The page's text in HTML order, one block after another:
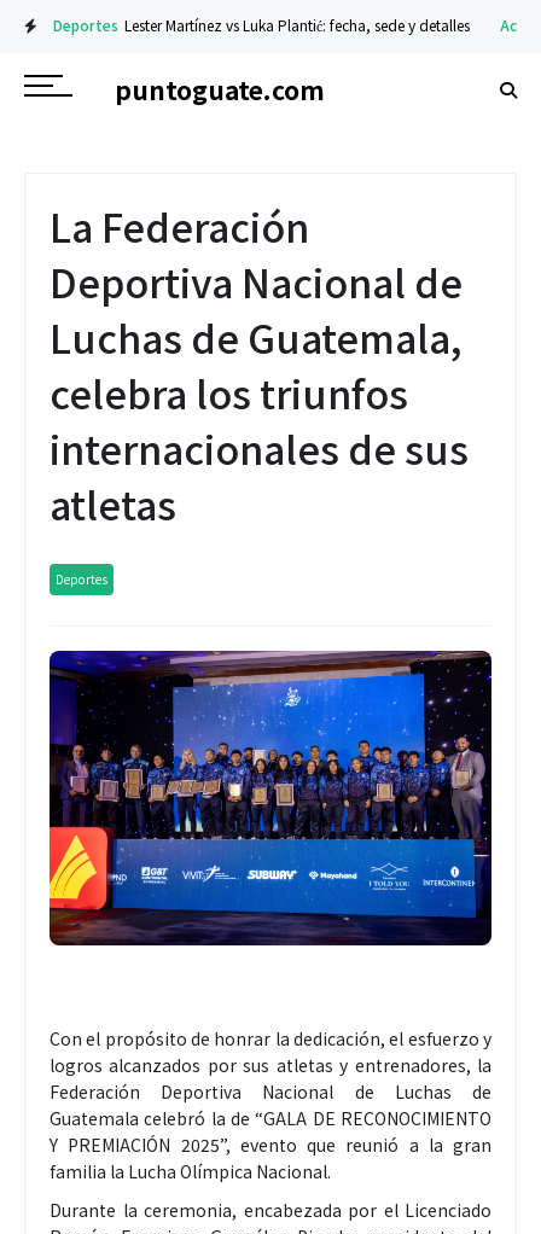
Deportes Lester Martínez vs Luka Plantić: fecha, sede y detalles
puntoguate.com
La Federación
Deportiva Nacional de
Luchas de Guatemala,
celebra los triunfos
internacionales de sus
atletas
Deportes
Con el propósito de honrar la dedicación, el esfuerzo y
logros alcanzados por sus atletas y entrenadores, la
Federación Deportiva Nacional de Luchas de
Guatemala celebró la de “GALA DE RECONOCIMIENTO
Y PREMIACIÓN 2025”, evento que reunió a la gran
familia la Lucha Olímpica Nacional.
Durante la ceremonia, encabezada por el Licenciado